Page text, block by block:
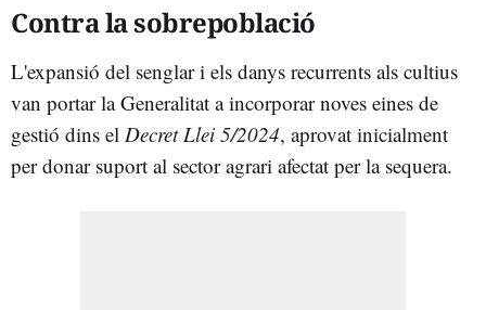
Contra la sobrepoblació
L'expansió del senglar i els danys recurrents als cultius
van portar la Generalitat a incorporar noves eines de
gestió dins el Decret Llei 5/2024, aprovat inicialment
per donar suport al sector agrari afectat per la sequera.